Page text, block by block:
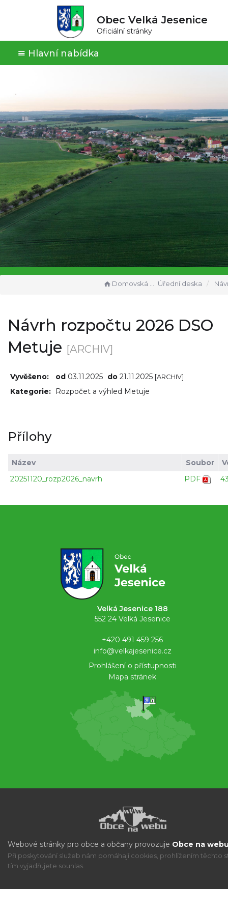
Obec Velká Jesenice
Oficiální stránky
Hlavní nabídka
Domovská stránka Úřední deska Návrh
Návrh rozpočtu 2026 DSO
Metuje [ARCHIV]
Vyvěšeno: od 03.11.2025 do 21.11.2025 [ARCHIV]
Kategorie: Rozpočet a výhled Metuje
Přílohy
Název Soubor
20251120_rozp2026_navrh
PDF
Velká Jesenice 188
552 24 Velká Jesenice
+420 491 459 256
info@velkajesenice.cz
Prohlášení o přístupnosti
Mapa stránek
Webové stránky pro obce a občany provozuje Obce na
Při poskytování služeb nám pomáhají cookies, prohlížením těchto
tím vyjadřujete souhlas.